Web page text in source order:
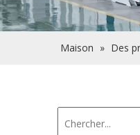
Maison » Des